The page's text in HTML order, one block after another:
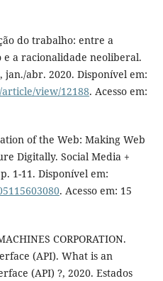
do trabalho: entre a
e a racionalidade neoliberal.
jan./abr. 2020. Disponível em:
view/12188. Acesso em:
of the Web: Making Web
Digitally. Social Media +
1-11. Disponível em:
. Acesso em: 15
CORPORATION.
(API). What is an
(API) ?, 2020. Estados